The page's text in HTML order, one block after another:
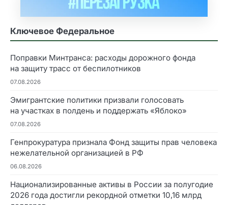
Ключевое Федеральное
Поправки Минтранса: расходы дорожного фонда
на защиту трасс от беспилотников
07.08.2026
Эмигрантские политики призвали голосовать
на участках в полдень и поддержать «Яблоко»
07.08.2026
Генпрокуратура признала Фонд защиты прав человека
нежелательной организацией в РФ
06.08.2026
Национализированные активы в России за полугодие
2026 года достигли рекордной отметки 10,16 млрд